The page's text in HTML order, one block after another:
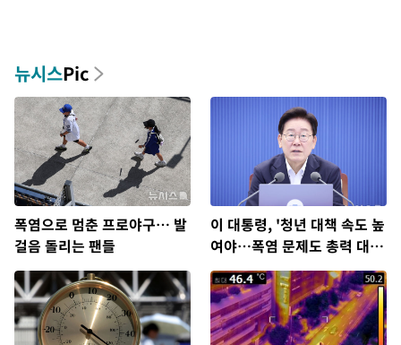
뉴시스Pic
폭염으로 멈춘 프로야구… 발
걸음 돌리는 팬들
이 대통령, '청년 대책 속도 높
여야…폭염 문제도 총력 대
응'